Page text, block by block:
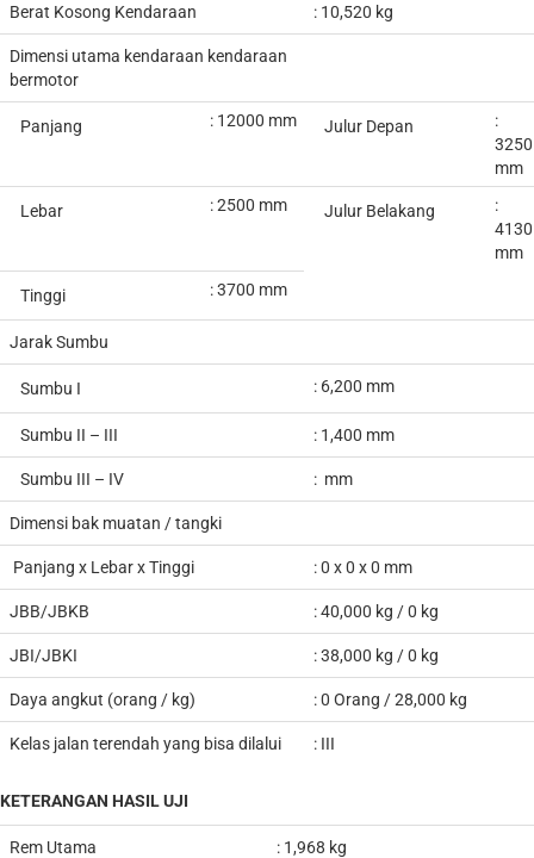
Berat Kosong Kendaraan : 10,520 kg
Dimensi utama kendaraan kendaraan
bermotor
Panjang : 12000 mm Julur Depan
:
3250
mm
Lebar : 2500 mm Julur Belakang
:
4130
mm
Tinggi : 3700 mm
Jarak Sumbu
Sumbu I : 6,200 mm
Sumbu II – III : 1,400 mm
Sumbu III – IV : mm
Dimensi bak muatan / tangki
Panjang x Lebar x Tinggi : 0 x 0 x 0 mm
JBB/JBKB : 40,000 kg / 0 kg
JBI/JBKI : 38,000 kg / 0 kg
Daya angkut (orang / kg) : 0 Orang / 28,000 kg
Kelas jalan terendah yang bisa dilalui : III
KETERANGAN HASIL UJI
Rem Utama : 1,968 kg